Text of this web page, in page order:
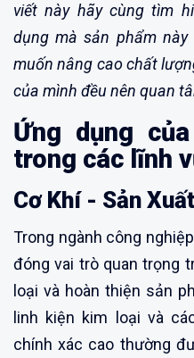
viết này hãy cùng tìm
dụng mà sản phẩm
muốn nâng cao chất
của mình đều nên quan
Ứng dụng
trong các lĩnh
Cơ Khí - Sản
Trong ngành công
đóng vai trò quan trọng
loại và hoàn thiện sản
linh kiện kim loại và
chính xác cao thường